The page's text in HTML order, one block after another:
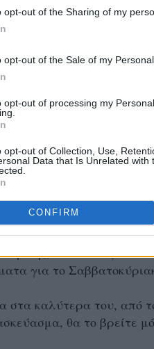
opt-out of the Sharing of my
opt-out of the Sale of my Personal
opt-out of processing my
opt-out of Collection, Use,
Data that Is Unrelated with
CONFIRM
από το κρεοπωλείο
και επιλέξτε τα
για το
στα καλύτερα του, από
θα το βρείτε